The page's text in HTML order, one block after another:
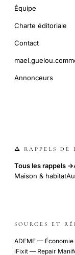
Équipe
Charte éditoriale
Contact
Annonceurs
⚠️ RAPPELS DE
Tous les rappels →
Maison & habitat
SOURCES ET
ADEME —
iFixit — Repair